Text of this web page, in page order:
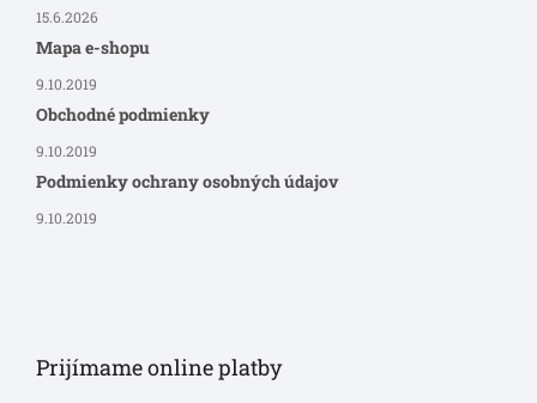
15.6.2026
Mapa e-shopu
9.10.2019
Obchodné podmienky
9.10.2019
Podmienky ochrany osobných údajov
9.10.2019
Prijímame online platby